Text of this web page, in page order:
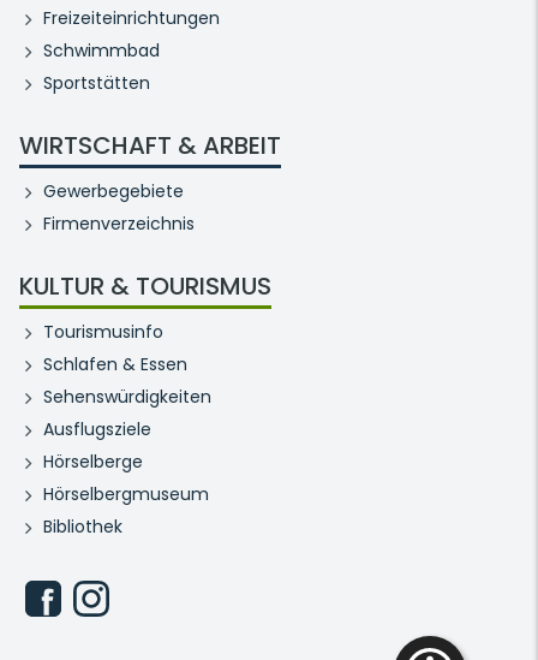
Freizeiteinrichtungen
Schwimmbad
Sportstätten
WIRTSCHAFT & ARBEIT
Gewerbegebiete
Firmenverzeichnis
KULTUR & TOURISMUS
Tourismusinfo
Schlafen & Essen
Sehenswürdigkeiten
Ausflugsziele
Hörselberge
Hörselbergmuseum
Bibliothek